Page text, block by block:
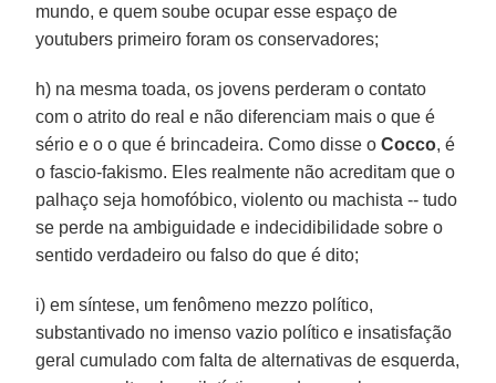
mundo, e quem soube ocupar esse espaço de
youtubers primeiro foram os conservadores;
h) na mesma toada, os jovens perderam o contato
com o atrito do real e não diferenciam mais o que é
sério e o o que é brincadeira. Como disse oCocco, é
o fascio-fakismo. Eles realmente não acreditam que o
palhaço seja homofóbico, violento ou machista -- tudo
se perde na ambiguidade e indecidibilidade sobre o
sentido verdadeiro ou falso do que é dito;
i) em síntese, um fenômeno mezzo político,
substantivado no imenso vazio político e insatisfação
geral cumulado com falta de alternativas de esquerda,